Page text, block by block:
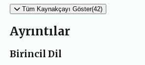
Tüm Kaynakçayı Göster(42)
Ayrıntılar
Birincil Dil